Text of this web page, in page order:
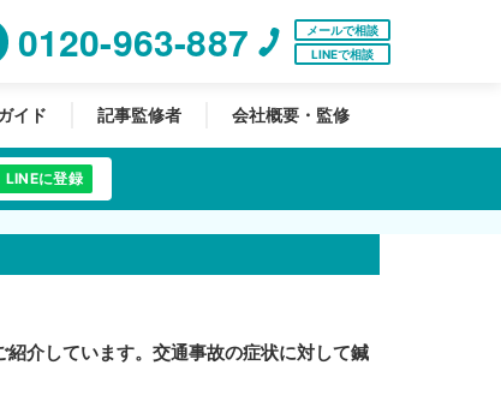
0120-963-887
メールで相談
LINEで相談
イド 記事監修者 会社概要・監修
LINEに登録
介しています。交通事故の症状に対して鍼